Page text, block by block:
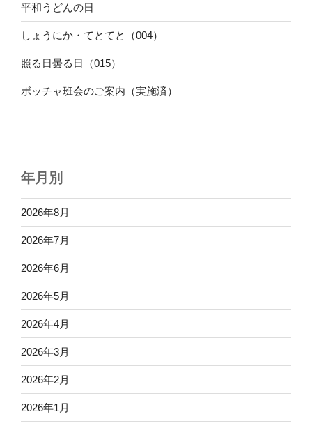
平和うどんの日
しょうにか・てとてと（004）
照る日曇る日（015）
ボッチャ班会のご案内（実施済）
年月別
2026年8月
2026年7月
2026年6月
2026年5月
2026年4月
2026年3月
2026年2月
2026年1月